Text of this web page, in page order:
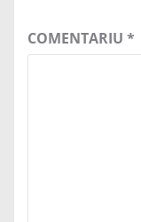
COMENTARIU *